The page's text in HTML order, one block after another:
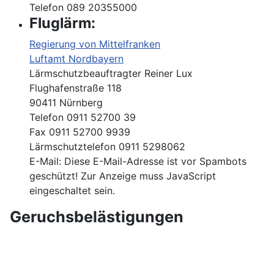
Telefon 089 20355000
Fluglärm:
Regierung von Mittelfranken
Luftamt Nordbayern
Lärmschutzbeauftragter Reiner Lux
Flughafenstraße 118
90411 Nürnberg
Telefon 0911 52700 39
Fax 0911 52700 9939
Lärmschutztelefon 0911 5298062
E-Mail: Diese E-Mail-Adresse ist vor Spambots
geschützt! Zur Anzeige muss JavaScript
eingeschaltet sein.
Geruchsbelästigungen